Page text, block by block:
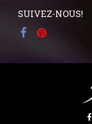
SUIVEZ-NOUS!